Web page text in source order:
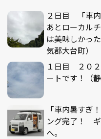
２日目 「車
あとローカル
は美味しかっ
気郡大台町）
１日目 ２０
ートです！（
「車内暑すぎ
ング完了！
へ。